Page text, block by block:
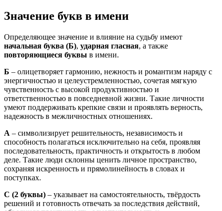
Значение букв в имени
Определяющее значение и влияние на судьбу имеют
начальная буква (Б), ударная гласная, а также
повторяющиеся буквы в имени.
Б – олицетворяет гармонию, нежность и романтизм наряду с
энергичностью и целеустремленностью, сочетая мягкую
чувственность с высокой продуктивностью и
ответственностью в повседневной жизни. Такие личности
умеют поддерживать крепкие связи и проявлять верность,
надежность в межличностных отношениях.
А – символизирует решительность, независимость и
способность полагаться исключительно на себя, проявляя
последовательность, практичность и открытость в любом
деле. Такие люди склонны ценить личное пространство,
сохраняя искренность и прямолинейность в словах и
поступках.
С (2 буквы) – указывает на самостоятельность, твёрдость
решений и готовность отвечать за последствия действий,